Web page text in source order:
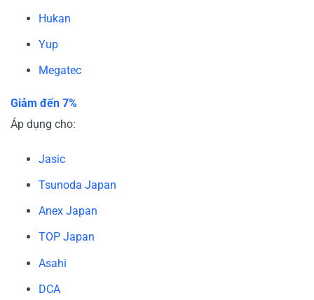
Hukan
Yup
Megatec
Giảm đến 7%
Áp dụng cho:
Jasic
Tsunoda Japan
Anex Japan
TOP Japan
Asahi
DCA